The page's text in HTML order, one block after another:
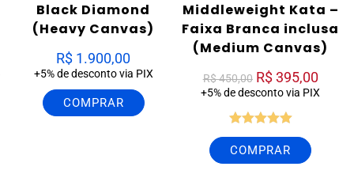
Black Diamond
(Heavy Canvas)
R$ 1.900,00
+5% de desconto via PIX
COMPRAR
Middleweight Kata –
Faixa Branca inclusa
(Medium Canvas)
R$450,00 R$395,00
+5% de desconto via PIX
Avaliação
5.00de 5
COMPRAR